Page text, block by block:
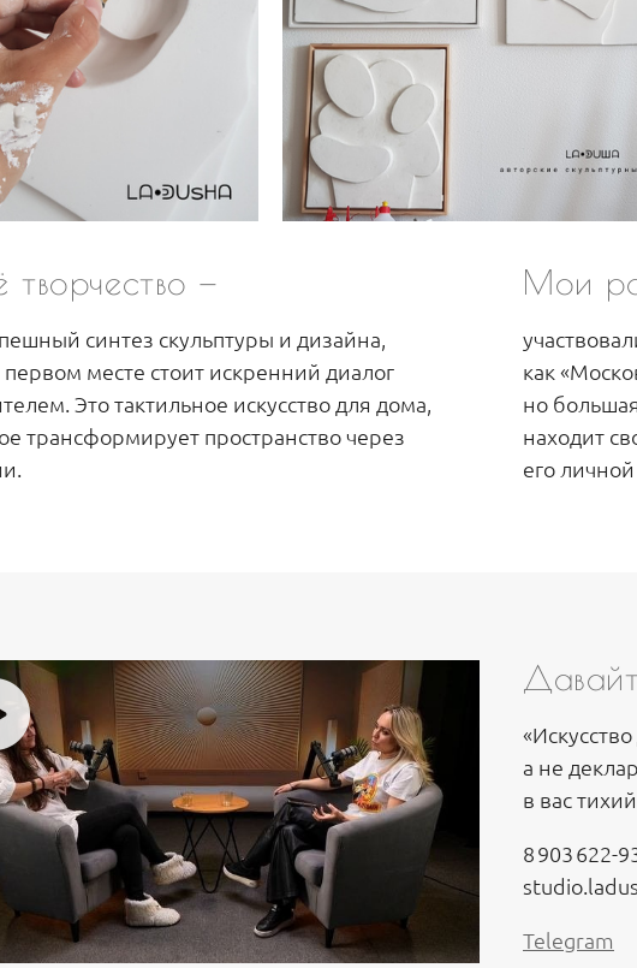
—
синтез скульптуры и дизайна,
первом месте стоит искренний диалог
Это тактильное искусство для дома,
трансформирует пространство через
Мои
как
но
находит
его
а не
в вас
8 903 622-
Telegram